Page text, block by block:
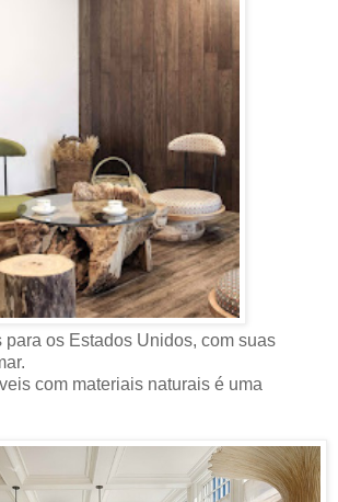
para os Estados Unidos, com suas
com materiais naturais é uma